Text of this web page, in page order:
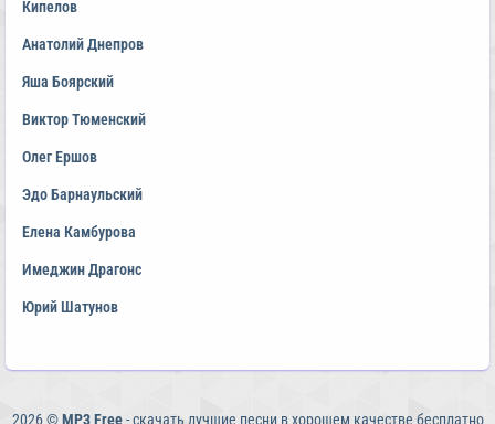
Кипелов
Анатолий Днепров
Яша Боярский
Виктор Тюменский
Олег Ершов
Эдо Барнаульский
Елена Камбурова
Имеджин Драгонс
Юрий Шатунов
2026 ©MP3 Free- скачать лучшие песни в хорошем качестве бесплатно